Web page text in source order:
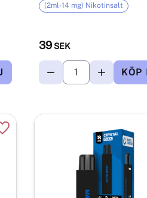
39SEK
(2ml-14 mg) Nikotinsalt
Lägg till i favoriter